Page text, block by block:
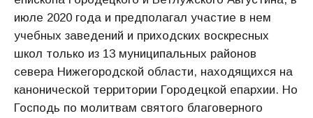
июле 2020 года и предполагал участие в нем
учебных заведений и приходских воскресных
школ только из 13 муниципальных районов
севера Нижегородской области, находящихся на
канонической территории Городецкой епархии. Но
Господь по молитвам святого благоверного